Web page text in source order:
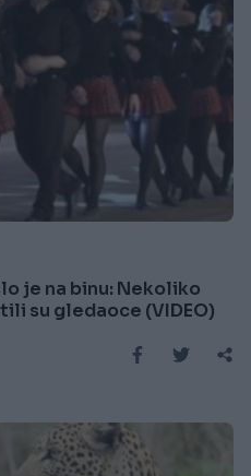
je na binu: Nekoliko
su gledaoce (VIDEO)